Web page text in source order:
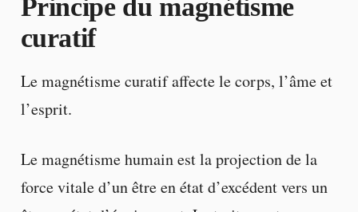
Principe du magnétisme
curatif
Le magnétisme curatif affecte le corps, l’âme et
l’esprit.
Le magnétisme humain est la projection de la
force vitale d’un être en état d’excédent vers un